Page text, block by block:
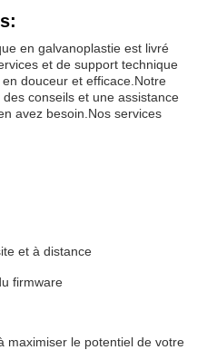
en galvanoplastie est livré
et de support technique
douceur et efficace.Notre
conseils et une assistance
avez besoin.Nos services
et à distance
firmware
maximiser le potentiel de votre